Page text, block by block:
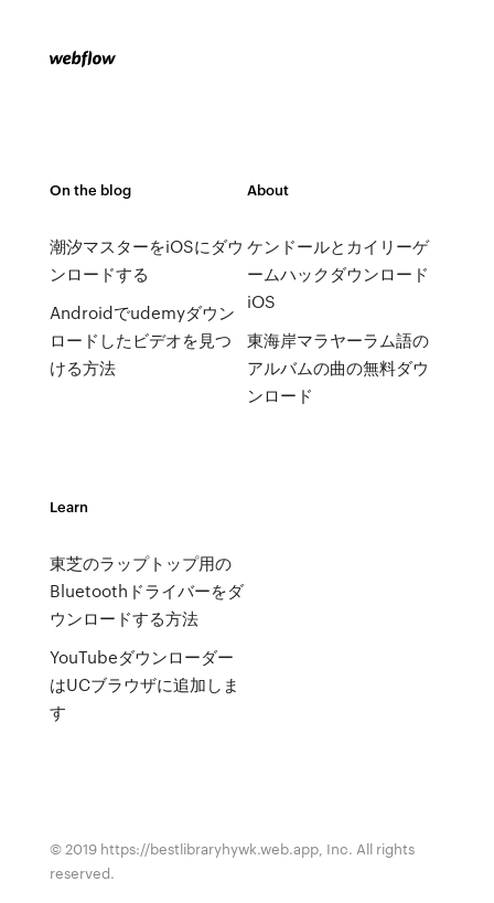
On the blog
潮汐マスターをiOSにダウ
ンロードする
Androidでudemyダウン
ロードしたビデオを見つ
ける方法
About
ケンドールとカイリーゲ
ームハックダウンロード
iOS
東海岸マラヤーラム語の
アルバムの曲の無料ダウ
ンロード
Learn
東芝のラップトップ用の
Bluetoothドライバーをダ
ウンロードする方法
YouTubeダウンローダー
はUCブラウザに追加しま
す
© 2019 https://bestlibraryhywk.web.app, Inc. All rights
reserved.